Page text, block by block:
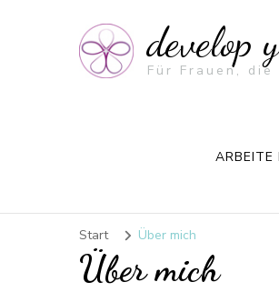
develop
Für Frauen,
ARBEITE
Start Über mich
Über mich